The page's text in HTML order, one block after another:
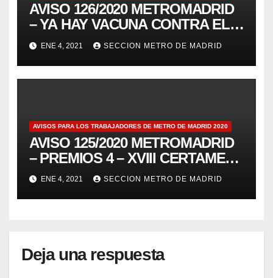
AVISO 126/2020 METROMADRID
– YA HAY VACUNA CONTRA EL
COVID19, PERO NO LA HAY
CONTRA EL CAPITALISMO QUE
NOS DESTRUYE
ENE 4, 2021 SECCION METRO DE MADRID
AVISOS PARA LOS TRABAJADORES DE METRO DE MADRID 2020
AVISO 125/2020 METROMADRID
– PREMIOS 4 – XVIII CERTAMEN
DE RELATO BREVE “RAIMUNDO
ALONSO” UN METRO DE 350
PALABRAS.
ENE 4, 2021 SECCION METRO DE MADRID
Deja una respuesta